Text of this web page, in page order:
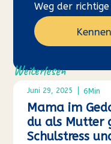
Weg der
Weiterlesen
Juni 29, 2025 6Min
Mama im
du als Mutter
Schulstress